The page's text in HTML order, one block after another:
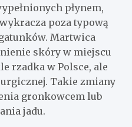
płynem,
poza typową
Martwica
skóry w miejscu
rzadka w Polsce, ale
Takie zmiany
gronkowcem lub
jadu.